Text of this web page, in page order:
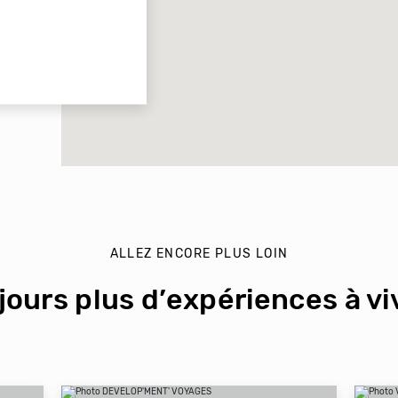
ALLEZ ENCORE PLUS LOIN
plus d’expériences à